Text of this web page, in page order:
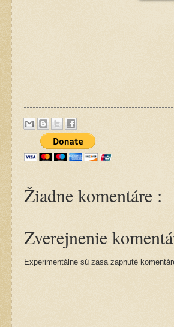
Žiadne komentáre :
Zverejnenie
Experimentálne sú zasa zapnuté